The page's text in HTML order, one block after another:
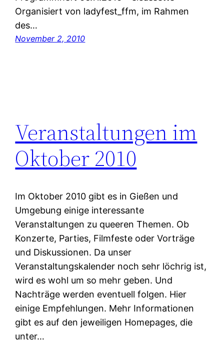
Organisiert von ladyfest_ffm, im Rahmen
des…
November 2, 2010
Veranstaltungen im
Oktober 2010
Im Oktober 2010 gibt es in Gießen und
Umgebung einige interessante
Veranstaltungen zu queeren Themen. Ob
Konzerte, Parties, Filmfeste oder Vorträge
und Diskussionen. Da unser
Veranstaltungskalender noch sehr löchrig ist,
wird es wohl um so mehr geben. Und
Nachträge werden eventuell folgen. Hier
einige Empfehlungen. Mehr Informationen
gibt es auf den jeweiligen Homepages, die
unter…